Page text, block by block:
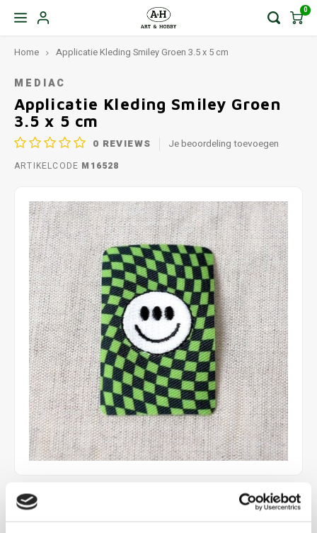
0
Home Applicatie Kleding Smiley Groen 3.5 x 5 cm
MEDIAC
Applicatie Kleding Smiley Groen
3.5 x 5 cm
0 REVIEWS Je beoordeling toevoegen
ARTIKELCODE M16528
€3,25